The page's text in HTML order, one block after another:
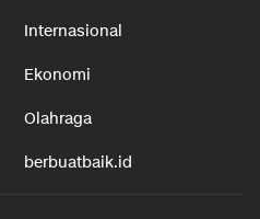
Internasional
Ekonomi
Olahraga
berbuatbaik.id